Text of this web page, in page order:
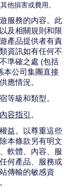
他損害或費用。
服務的內容。此
及相關規則和限
產品提供者有責
資訊如有任何不
準確之處 (包括
本公司集團直接
應情況。
等級和類型。
內容指引。
益。以尊重這些
本條款另有明文
軟體、內容、服
何產品、服務或
傳輸的敏感資